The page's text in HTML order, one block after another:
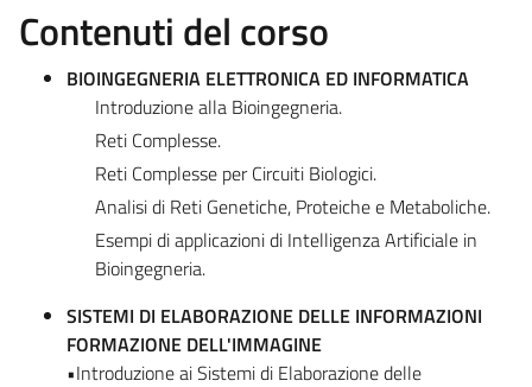
Contenuti del corso
BIOINGEGNERIA ELETTRONICA ED INFORMATICA
Introduzione alla Bioingegneria.
Reti Complesse.
Reti Complesse per Circuiti Biologici.
Analisi di Reti Genetiche, Proteiche e Metaboliche.
Esempi di applicazioni di Intelligenza Artificiale in
Bioingegneria.
SISTEMI DI ELABORAZIONE DELLE INFORMAZIONI
FORMAZIONE DELL'IMMAGINE
•Introduzione ai Sistemi di Elaborazione delle